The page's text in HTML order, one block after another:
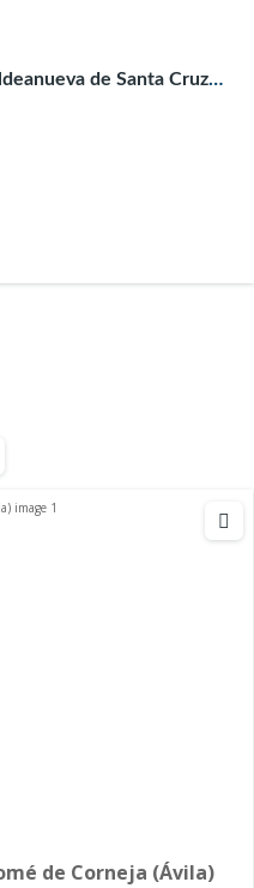
de Santa Cruz
terreno en
de Corneja (Ávila)